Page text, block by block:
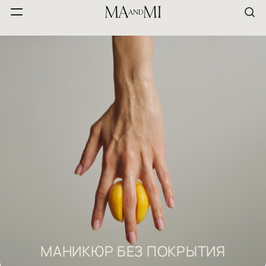
МАНИКЮР БЕЗ ПОКРЫТИЯ